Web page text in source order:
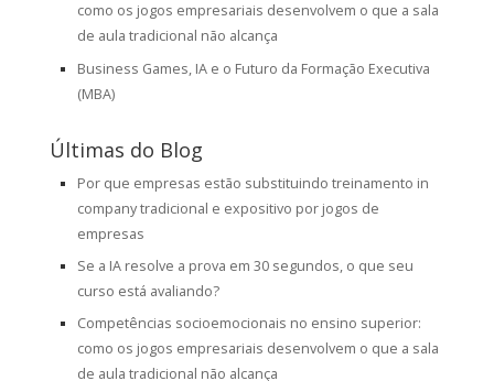
como os jogos empresariais desenvolvem o que a sala
de aula tradicional não alcança
Business Games, IA e o Futuro da Formação Executiva
(MBA)
Últimas do Blog
Por que empresas estão substituindo treinamento in
company tradicional e expositivo por jogos de
empresas
Se a IA resolve a prova em 30 segundos, o que seu
curso está avaliando?
Competências socioemocionais no ensino superior:
como os jogos empresariais desenvolvem o que a sala
de aula tradicional não alcança